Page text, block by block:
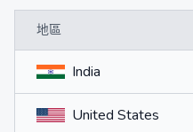
地區
India
United States